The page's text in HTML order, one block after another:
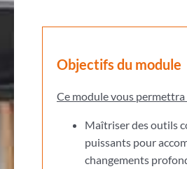
Objectifs du module
Ce module vous permettra
Maîtriser des outils
puissants pour
changements